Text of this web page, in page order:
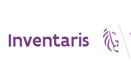
Inventaris